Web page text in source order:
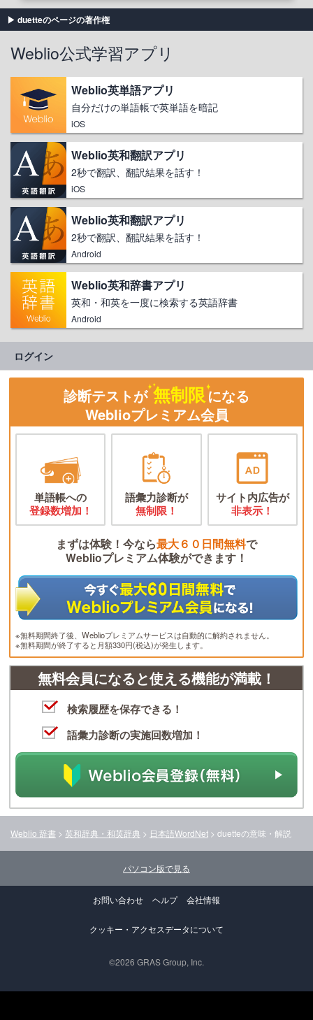
duetteのページの著作権
Weblio公式学習アプリ
Weblio英単語アプリ
自分だけの単語帳で英単語を暗記
iOS
Weblio英和翻訳アプリ
2秒で翻訳、翻訳結果を話す！
iOS
Weblio英和翻訳アプリ
2秒で翻訳、翻訳結果を話す！
Android
Weblio英和辞書アプリ
英和・和英を一度に検索する英語辞書
Android
ログイン
診断テストが 無制限になる
Weblioプレミアム会員
単語帳への
登録数増加！
語彙力診断が
無制限！
サイト内広告が
非表示！
まずは体験！今なら最大６０日間無料で
Weblioプレミアム体験ができます！
※無料期間終了後、Weblioプレミアムサービスは自動的に解約されません。
※無料期間が終了すると月額330円(税込)が発生します。
無料会員になると使える機能が満載！
検索履歴を保存できる！
語彙力診断の実施回数増加！
Weblio 辞書 > 英和辞典・和英辞典 > 日本語WordNet > duetteの意味・解説
パソコン版で見る
お問い合わせ ヘルプ 会社情報
クッキー・アクセスデータについて
©2026 GRAS Group, Inc.